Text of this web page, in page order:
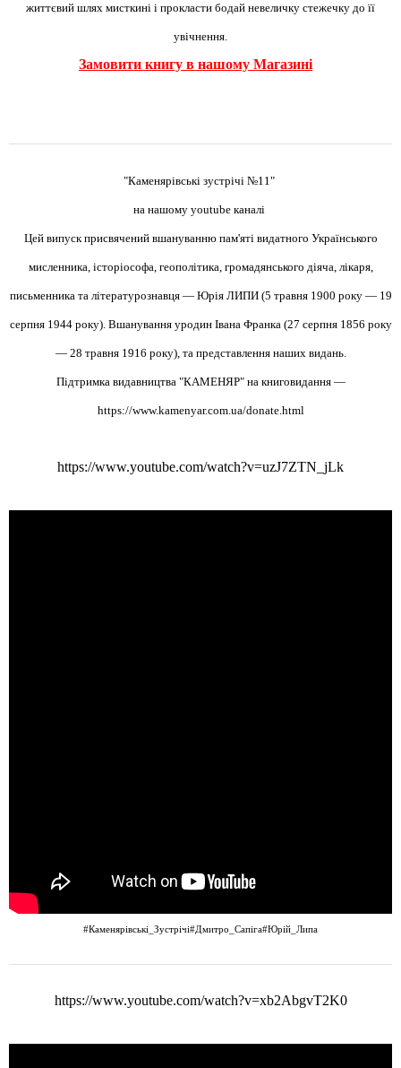
життєвий шлях мисткині і прокласти бодай невеличку стежечку до її
увічнення.
Замовити книгу в нашому Магазині
"Каменярівські зустрічі №11"
на нашому youtube каналі
Цей випуск присвячений вшануванню пам'яті видатного Українського
мисленника, історіософа, геополітика, громадянського діяча, лікаря,
письменника та літературознавця — Юрія ЛИПИ (5 травня 1900 року — 19
серпня 1944 року). Вшанування уродин Івана Франка (27 серпня 1856 року
— 28 травня 1916 року), та представлення наших видань.
Підтримка видавництва "КАМЕНЯР" на книговидання —
https://www.kamenyar.com.ua/donate.html
https://www.youtube.com/watch?v=uzJ7ZTN_jLk
#Каменярівські_Зустрічі#Дмитро_Сапіга#Юрій_Липа
https://www.youtube.com/watch?v=xb2AbgvT2K0